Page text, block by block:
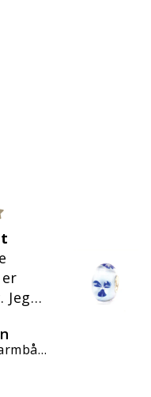
køb ❤️
Lykkeknude armbånd, forgyldt